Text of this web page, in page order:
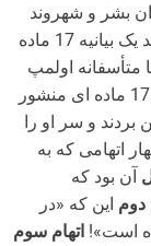
بشر و شهروند
محسوب نمی شود. برای همین اولمپ دوگوژ آمد یک بیانیه 17 ماده
متأسفانه اولمپ
دوگوژ که تحلیل گر سیاسی روز بود و این بیانیه 17 ماده ای منشور
زیر گیوتین بردند و سر او را
اتهامی که به
آن بود که
دوم این که «در
است»! اتهام سوم